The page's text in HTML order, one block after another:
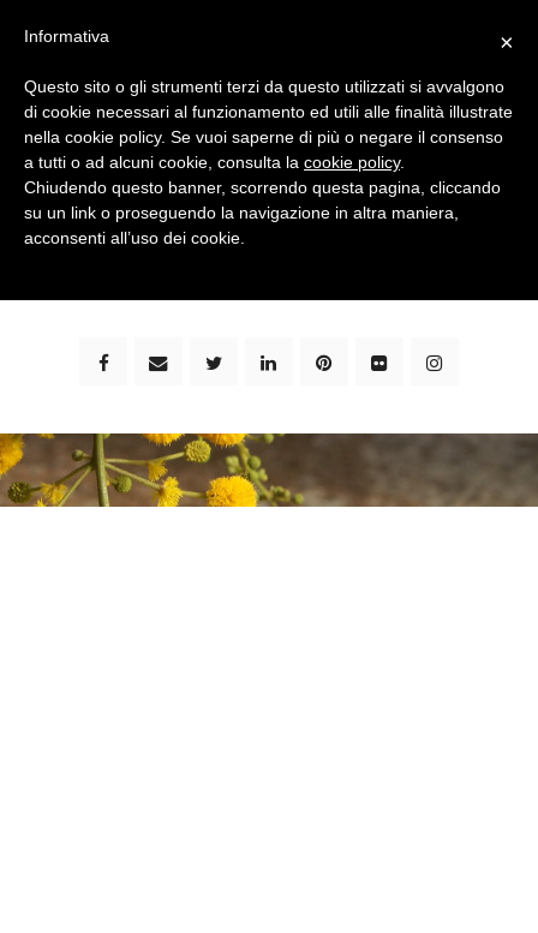
bimbi e viaggi - family travel blog: community #1 in
×
Informativa
Questo sito o gli strumenti terzi da questo utilizzati si avvalgono
di cookie necessari al funzionamento ed utili alle finalità illustrate
nella cookie policy. Se vuoi saperne di più o negare il consenso
a tutti o ad alcuni cookie, consulta la cookie policy.
Chiudendo questo banner, scorrendo questa pagina, cliccando
su un link o proseguendo la navigazione in altra maniera,
acconsenti all’uso dei cookie.